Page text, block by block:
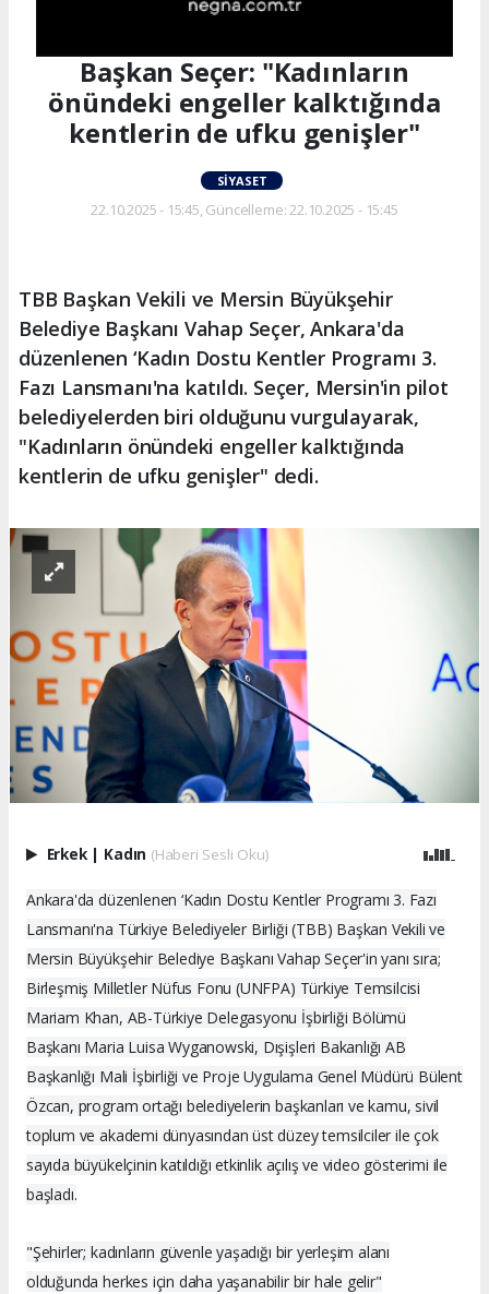
Başkan Seçer: "Kadınların
önündeki engeller kalktığında
kentlerin de ufku genişler"
SIYASET
22.10.2025 - 15:45, Güncelleme: 22.10.2025 - 15:45
TBB Başkan Vekili ve Mersin Büyükşehir
Belediye Başkanı Vahap Seçer, Ankara'da
düzenlenen ‘Kadın Dostu Kentler Programı 3.
Fazı Lansmanı'na katıldı. Seçer, Mersin'in pilot
belediyelerden biri olduğunu vurgulayarak,
"Kadınların önündeki engeller kalktığında
kentlerin de ufku genişler" dedi.
Erkek Kadın (Haberi Sesli Oku)
Ankara'da düzenlenen ‘Kadın Dostu Kentler Programı 3. Fazı
Lansmanı'na Türkiye Belediyeler Birliği (TBB) Başkan Vekili ve
Mersin Büyükşehir Belediye Başkanı Vahap Seçer'in yanı sıra;
Birleşmiş Milletler Nüfus Fonu (UNFPA) Türkiye Temsilcisi
Mariam Khan, AB-Türkiye Delegasyonu İşbirliği Bölümü
Başkanı Maria Luisa Wyganowski, Dışişleri Bakanlığı AB
Başkanlığı Mali İşbirliği ve Proje Uygulama Genel Müdürü Bülent
Özcan, program ortağı belediyelerin başkanları ve kamu, sivil
toplum ve akademi dünyasından üst düzey temsilciler ile çok
sayıda büyükelçinin katıldığı etkinlik açılış ve video gösterimi ile
başladı.
"Şehirler; kadınların güvenle yaşadığı bir yerleşim alanı
olduğunda herkes için daha yaşanabilir bir hale gelir"